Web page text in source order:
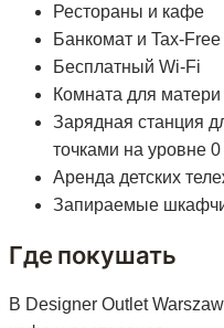
Рестораны и кафе
Банкомат и Tax-
Бесплатный Wi-Fi
Комната для матери
Зарядная станция
точками на уровне 0
Аренда детских
Запираемые
Где покушать
В Designer Outlet